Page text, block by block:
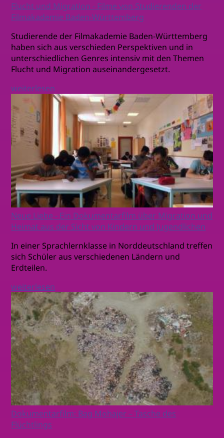
Flucht und Migration - Filme von Studierenden der
Filmakademie Baden-Württemberg
Studierende der Filmakademie Baden-Württemberg
haben sich aus verschieden Perspektiven und in
unterschiedlichen Genres intensiv mit den Themen
Flucht und Migration auseinandergesetzt.
weiterlesen
Neue Liebe - Ein Dokumentarfilm über Migration und
Heimat aus der Sicht von Kindern und Jugendlichen
In einer Sprachlernklasse in Norddeutschland treffen
sich Schüler aus verschiedenen Ländern und
Erdteilen.
weiterlesen
Dokumentarfilm: Bag Mohajer – Tasche des
Flüchtlings